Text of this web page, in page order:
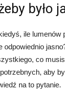
było
ile lumenów
odpowiednio
co
aby
na to pytanie.